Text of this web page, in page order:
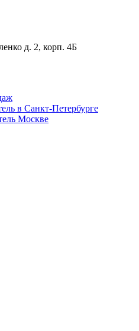
д. 2, корп. 4Б
в Санкт-Петербурге
Москве